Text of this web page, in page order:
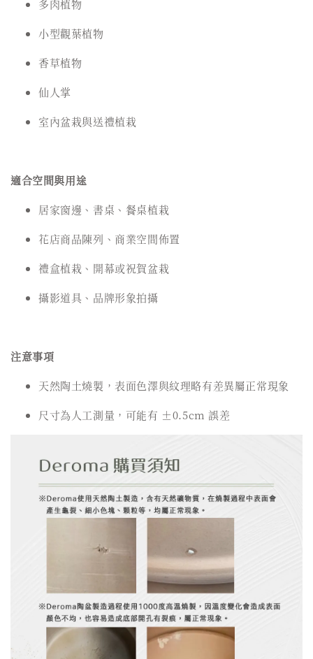
多肉植物
小型觀葉植物
香草植物
仙人掌
室內盆栽與送禮植栽
適合空間與用途
居家窗邊、書桌、餐桌植栽
花店商品陳列、商業空間佈置
禮盒植栽、開幕或祝賀盆栽
攝影道具、品牌形象拍攝
注意事項
天然陶土燒製，表面色澤與紋理略有差異屬正常現象
尺寸為人工測量，可能有 ±0.5cm 誤差